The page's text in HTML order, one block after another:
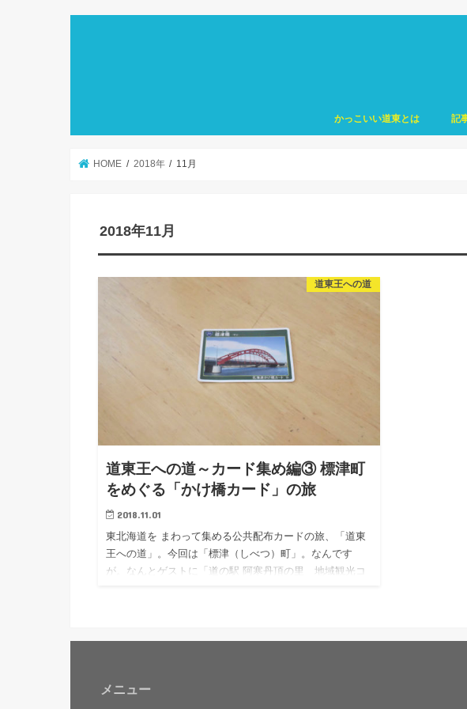
かっこいい道東とは 記
HOME 2018年 11月
2018年11月
道東王への道
道東王への道～カード集め編③ 標津町
をめぐる「かけ橋カード」の旅
2018.11.01
東北海道を まわって集める公共配布カードの旅、「道東
王への道」。今回は「標津（しべつ）町」。なんです
が。なんとゲストに「道の駅 阿寒丹頂の里 地域観光コ
メニュー